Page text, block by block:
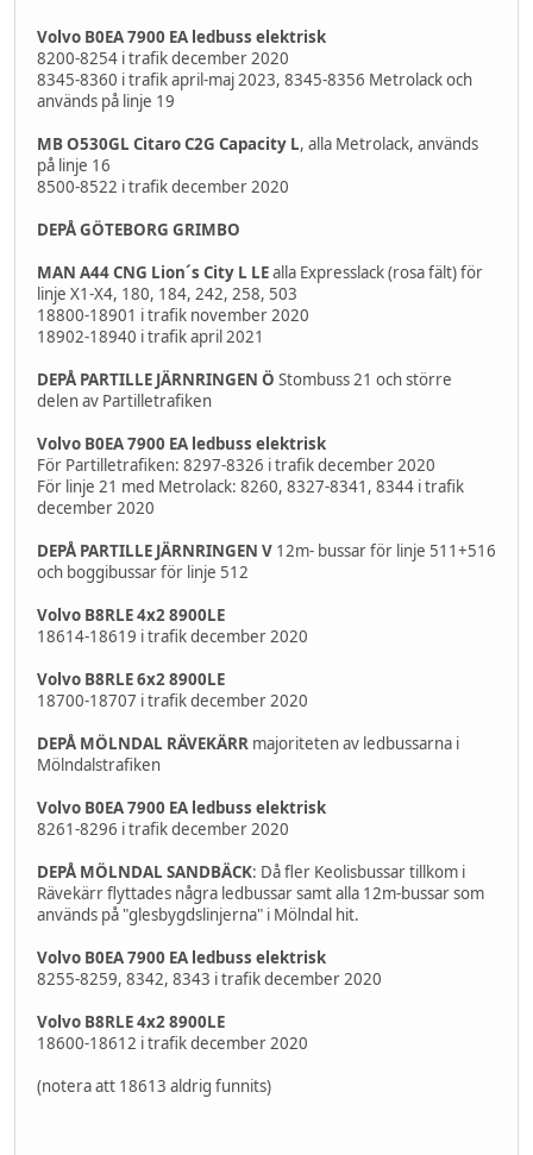
Volvo B0EA 7900 EA ledbuss elektrisk
8200-8254 i trafik december 2020
8345-8360 i trafik april-maj 2023, 8345-8356 Metrolack och
används på linje 19
MB O530GL Citaro C2G Capacity L, alla Metrolack, används
på linje 16
8500-8522 i trafik december 2020
DEPÅ GÖTEBORG GRIMBO
MAN A44 CNG Lion´s City L LEalla Expresslack (rosa fält) för
linje X1-X4, 180, 184, 242, 258, 503
18800-18901 i trafik november 2020
18902-18940 i trafik april 2021
DEPÅ PARTILLE JÄRNRINGEN Ö Stombuss 21 och större
delen av Partilletrafiken
Volvo B0EA 7900 EA ledbuss elektrisk
För Partilletrafiken: 8297-8326 i trafik december 2020
För linje 21 med Metrolack: 8260, 8327-8341, 8344 i trafik
december 2020
DEPÅ PARTILLE JÄRNRINGEN V 12m- bussar för linje 511+516
och boggibussar för linje 512
Volvo B8RLE 4x2 8900LE
18614-18619 i trafik december 2020
Volvo B8RLE 6x2 8900LE
18700-18707 i trafik december 2020
DEPÅ MÖLNDAL RÄVEKÄRR majoriteten av ledbussarna i
Mölndalstrafiken
Volvo B0EA 7900 EA ledbuss elektrisk
8261-8296 i trafik december 2020
DEPÅ MÖLNDAL SANDBÄCK: Då fler Keolisbussar tillkom i
Rävekärr flyttades några ledbussar samt alla 12m-bussar som
används på "glesbygdslinjerna" i Mölndal hit.
Volvo B0EA 7900 EA ledbuss elektrisk
8255-8259, 8342, 8343 i trafik december 2020
Volvo B8RLE 4x2 8900LE
18600-18612 i trafik december 2020
(notera att 18613 aldrig funnits)